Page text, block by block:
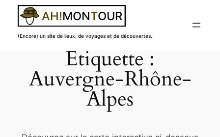
contenu
(Encore) un site de lieux, de voyages et de découvertes.
Étiquette :
Auvergne-Rhône-
Alpes